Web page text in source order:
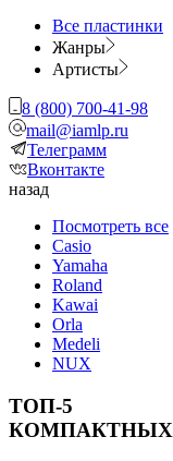
Все пластинки
Жанры
Артисты
8 (800) 700-41-98
mail@iamlp.ru
Телеграмм
Вконтакте
назад
Посмотреть все
Casio
Yamaha
Roland
Kawai
Orla
Medeli
NUX
ТОП-5
КОМПАКТНЫХ